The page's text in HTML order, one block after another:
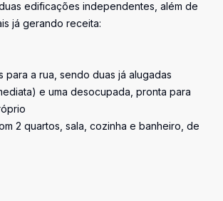
edificações independentes, além de
já gerando receita:
para a rua, sendo duas já alugadas
e uma desocupada, pronta para
2 quartos, sala, cozinha e banheiro, de